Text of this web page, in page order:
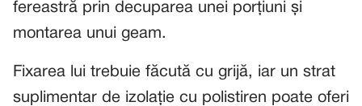
fereastră prin decuparea unei porțiuni și
montarea unui geam.
Fixarea lui trebuie făcută cu grijă, iar un strat
suplimentar de izolație cu polistiren poate oferi